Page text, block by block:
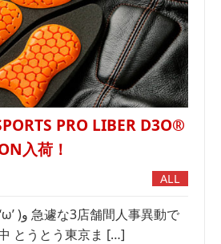
PRO LIBER D3O®
入荷！
ALL
とうとう東京ま […]